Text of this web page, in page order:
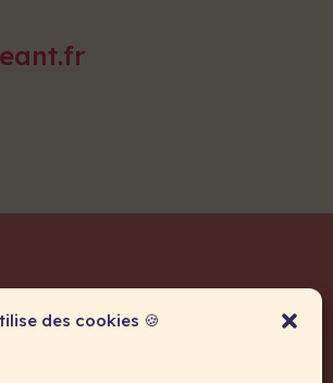
des cookies 🍪
& Coachings